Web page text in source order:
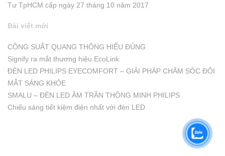
Tư TpHCM cấp ngày 27 tháng 10 năm 2017
Bài viết mới
CÔNG SUẤT QUANG THÔNG HIỂU ĐÚNG
Signify ra mắt thương hiệu EcoLink
ĐÈN LED PHILIPS EYECOMFORT – GIẢI PHÁP CHĂM SÓC ĐÔI
MẮT SÁNG KHỎE
SMALU – ĐÈN LED ÂM TRẦN THÔNG MINH PHILIPS
Chiếu sáng tiết kiệm điện nhất với đèn LED